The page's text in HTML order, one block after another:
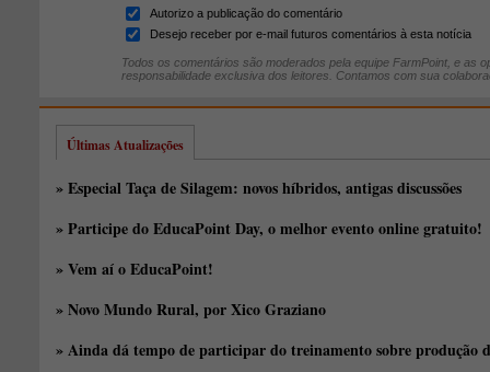
Autorizo a publicação do comentário
Desejo receber por e-mail futuros comentários à esta notícia
Todos os comentários são moderados pela equipe FarmPoint, e as
responsabilidade exclusiva dos leitores. Contamos com sua
Últimas Atualizações
» Especial Taça de Silagem: novos híbridos, antigas discussões
» Participe do EducaPoint Day, o melhor evento online gratuito!
» Vem aí o EducaPoint!
» Novo Mundo Rural, por Xico Graziano
» Ainda dá tempo de participar do treinamento sobre produção